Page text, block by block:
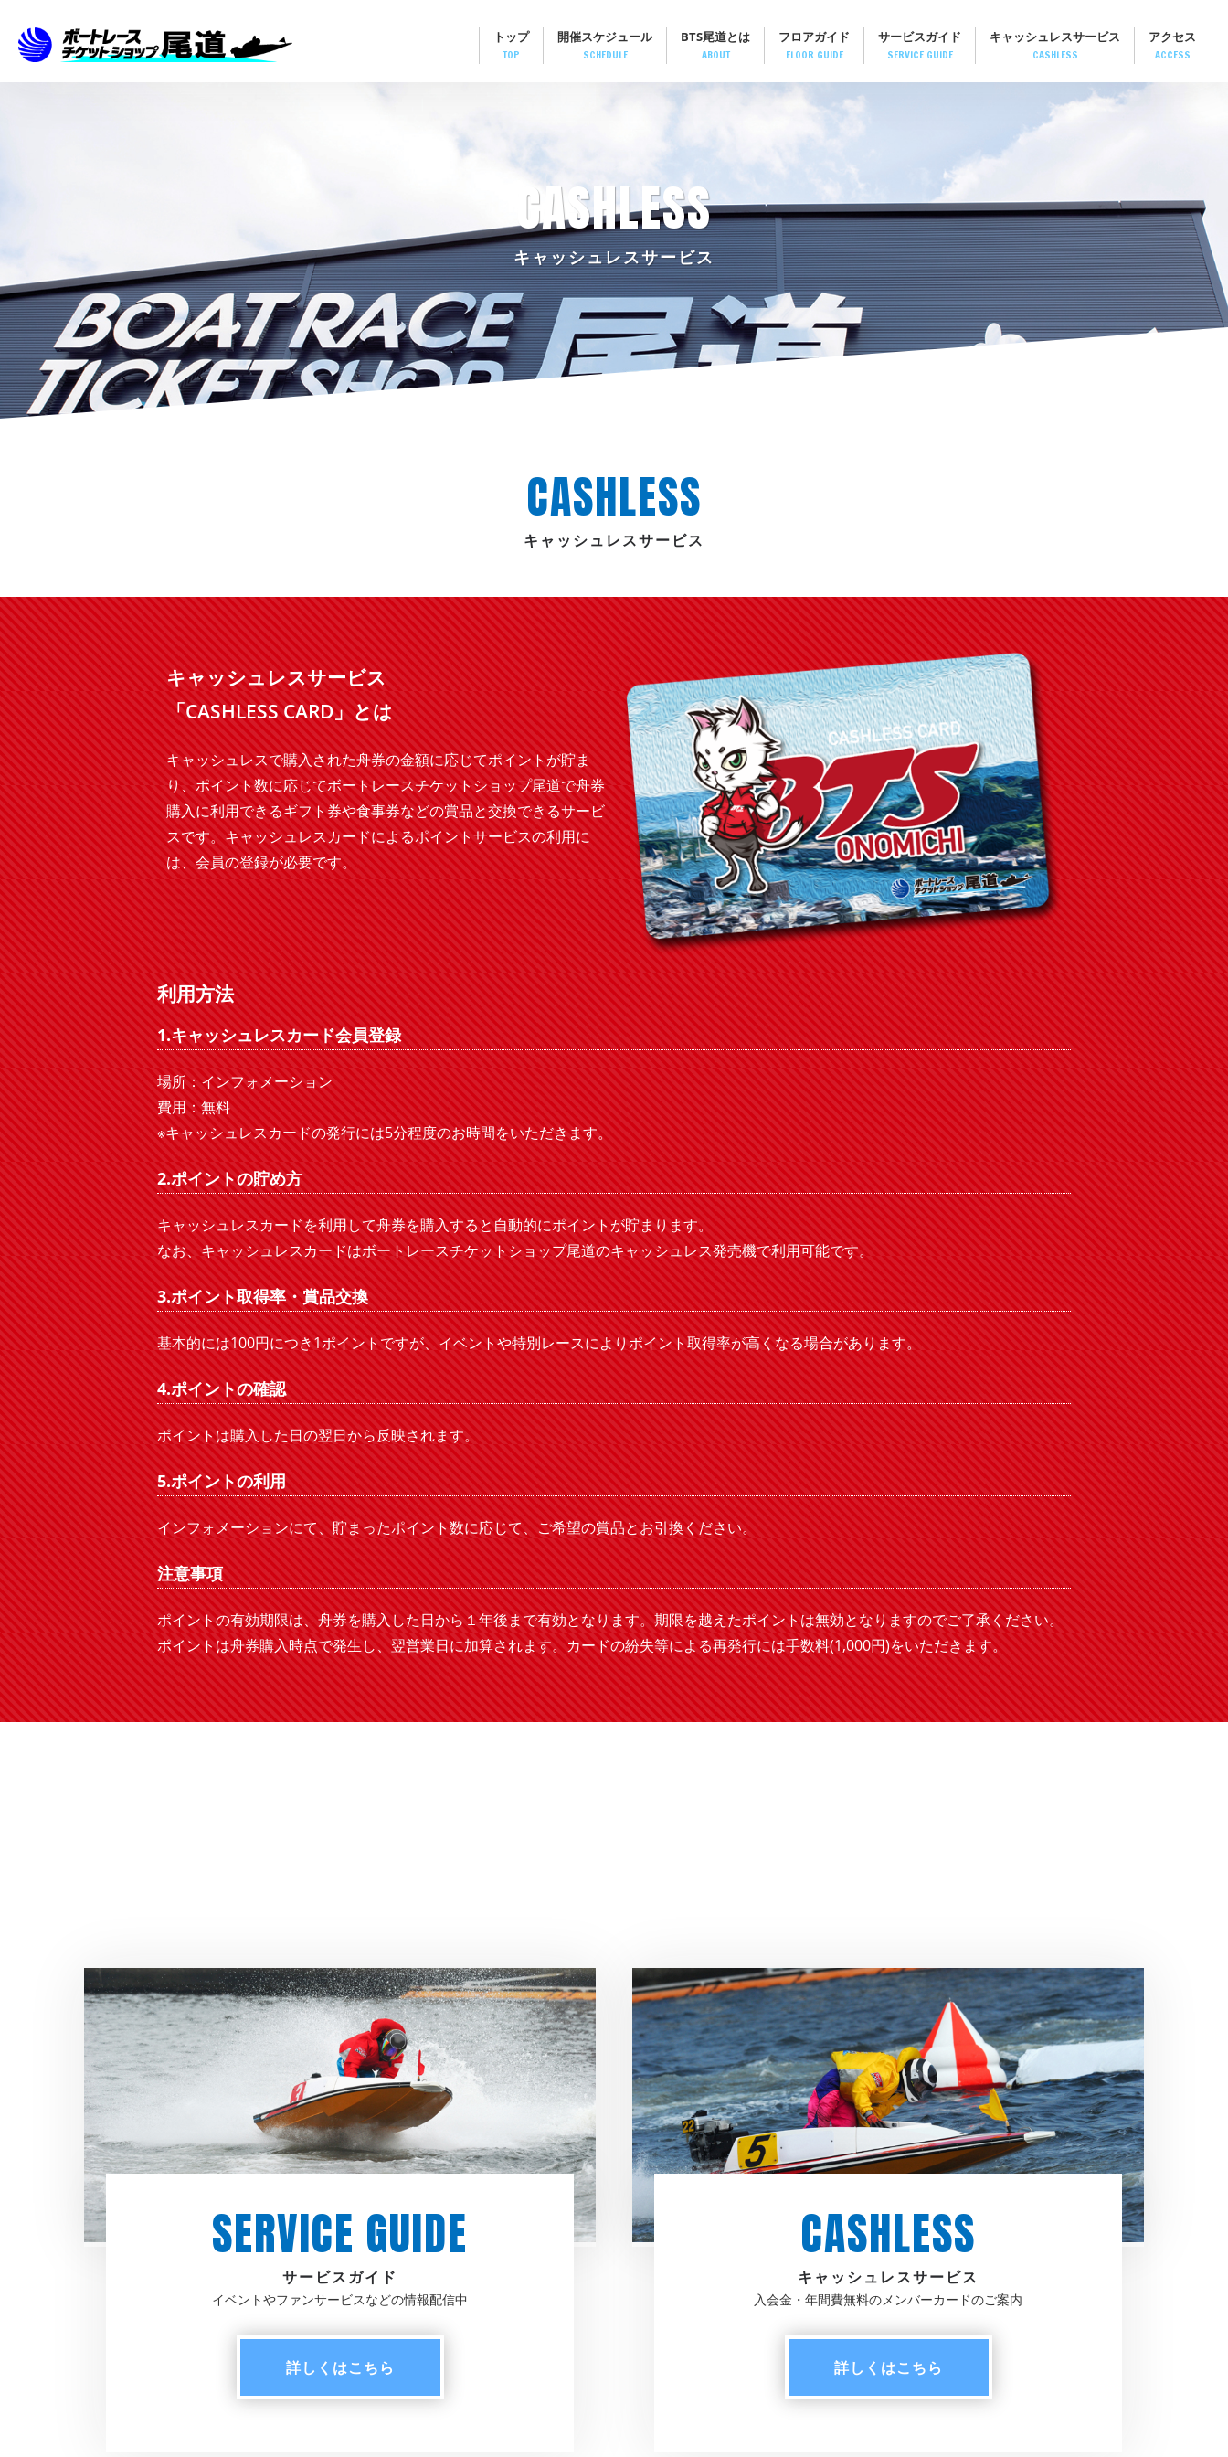
トップ
TOP
開催スケジュール
SCHEDULE
BTS尾道とは
ABOUT
フロアガイド
FLOOR GUIDE
サービスガイド
SERVICE GUIDE
キャッシュレスサービス
CASHLESS
アクセス
ACCESS
CASHLESS
キャッシュレスサービス
CASHLESS
キャッシュレスサービス
キャッシュレスサービス
「CASHLESS CARD」とは
キャッシュレスで購入された舟券の金額に応じてポイントが貯ま
り、ポイント数に応じてボートレースチケットショップ尾道で舟券
購入に利用できるギフト券や食事券などの賞品と交換できるサービ
スです。キャッシュレスカードによるポイントサービスの利用に
は、会員の登録が必要です。
利用方法
1.キャッシュレスカード会員登録
場所：インフォメーション
費用：無料
※キャッシュレスカードの発行には5分程度のお時間をいただきます。
2.ポイントの貯め方
キャッシュレスカードを利用して舟券を購入すると自動的にポイントが貯まります。
なお、キャッシュレスカードはボートレースチケットショップ尾道のキャッシュレス発売機で利用可能です。
3.ポイント取得率・賞品交換
基本的には100円につき1ポイントですが、イベントや特別レースによりポイント取得率が高くなる場合があります。
4.ポイントの確認
ポイントは購入した日の翌日から反映されます。
5.ポイントの利用
インフォメーションにて、貯まったポイント数に応じて、ご希望の賞品とお引換ください。
注意事項
ポイントの有効期限は、舟券を購入した日から１年後まで有効となります。期限を越えたポイントは無効となりますのでご了承ください。
ポイントは舟券購入時点で発生し、翌営業日に加算されます。カードの紛失等による再発行には手数料(1,000円)をいただきます。
SERVICE GUIDE
サービスガイド
イベントやファンサービスなどの情報配信中
詳しく はこちら
CASHLESS
キャッシュレスサービス
入会金・年間費無料のメンバーカードのご案内
詳しく はこちら